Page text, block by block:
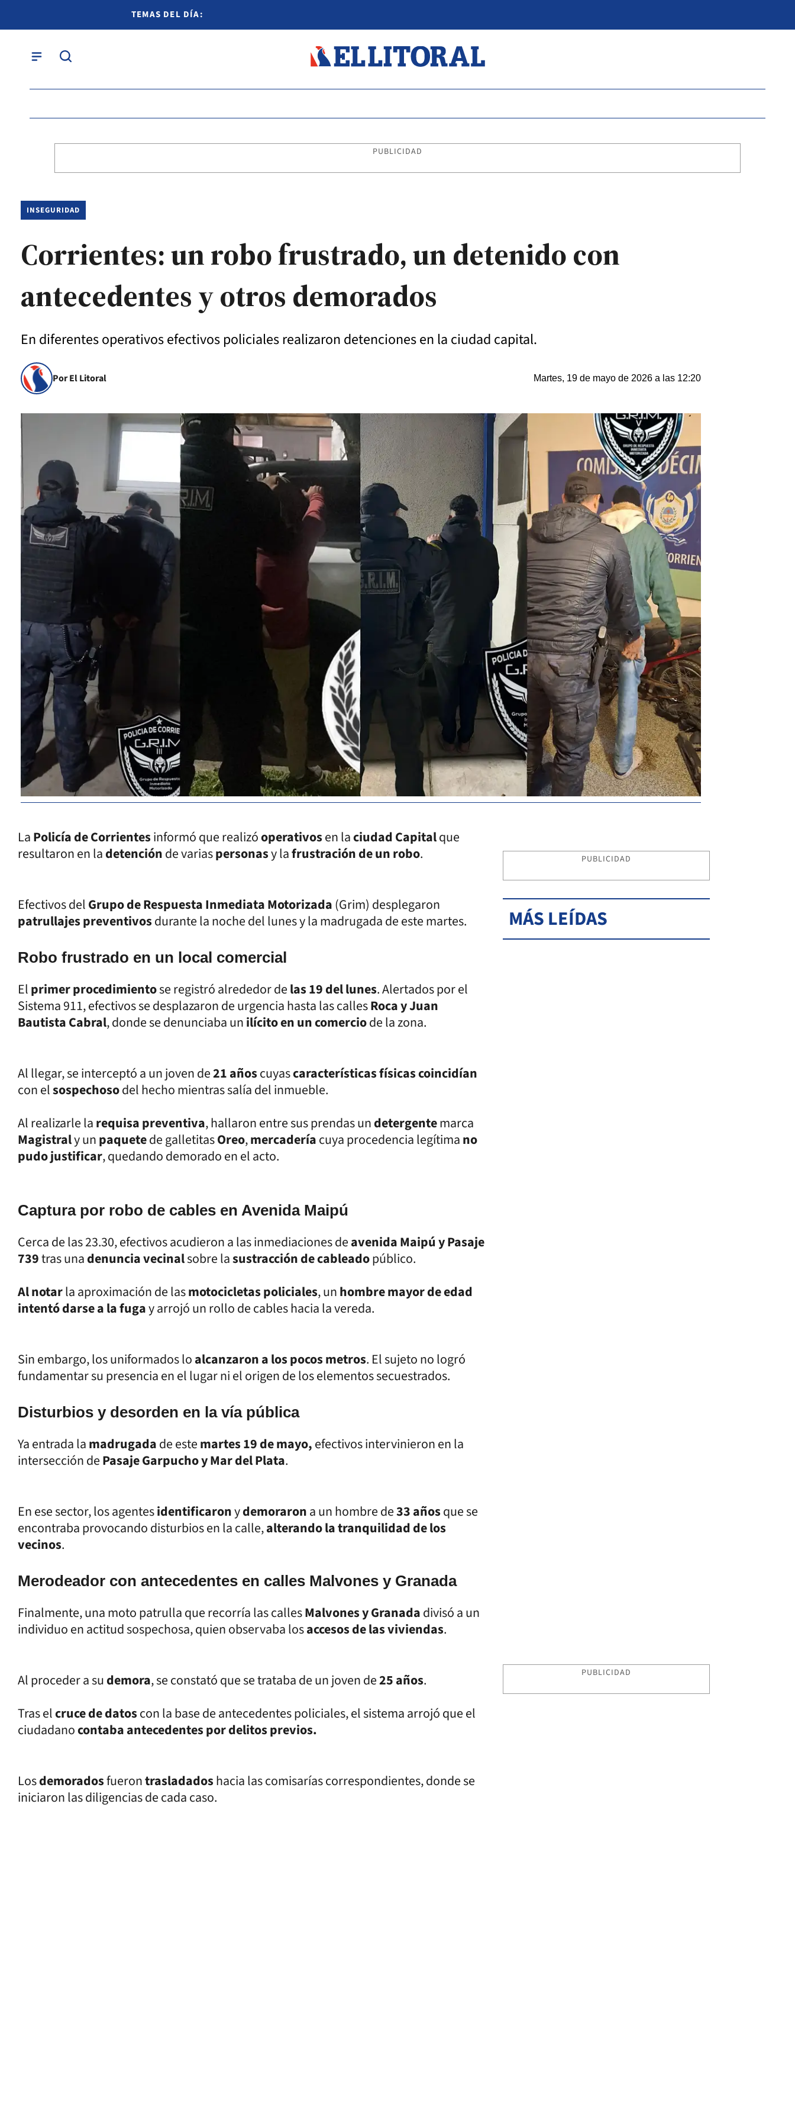
TEMAS DEL DÍA:
PUBLICIDAD
INSEGURIDAD
Corrientes: un robo frustrado, un detenido con
antecedentes y otros demorados
En diferentes operativos efectivos policiales realizaron detenciones en la ciudad capital.
Por El Litoral Martes, 19 de mayo de 2026 a las 12:20
LaPolicía de Corrientesinformó que realizóoperativosen laciudad Capitalque
resultaron en ladetenciónde variaspersonasy lafrustración de un robo.
Efectivos delGrupo de Respuesta Inmediata Motorizada(Grim) desplegaron
patrullajes preventivosdurante la noche del lunes y la madrugada de este martes.
Robo frustrado en un local comercial
Elprimer procedimientose registró alrededor delas 19 del lunes. Alertados por el
Sistema 911, efectivos se desplazaron de urgencia hasta las callesRoca y Juan
Bautista Cabral, donde se denunciaba unilícito en un comerciode la zona.
Al llegar, se interceptó a un joven de21 añoscuyascaracterísticas físicas coincidían
con elsospechosodel hecho mientras salía del inmueble.
Al realizarle larequisa preventiva, hallaron entre sus prendas undetergentemarca
Magistraly unpaquetede galletitasOreo,mercaderíacuya procedencia legítimano
pudo justificar, quedando demorado en el acto.
Captura por robo de cables en Avenida Maipú
Cerca de las 23.30, efectivos acudieron a las inmediaciones deavenida Maipú y Pasaje
739tras unadenuncia vecinalsobre lasustracción de cableadopúblico.
Al notarla aproximación de lasmotocicletas policiales, unhombre mayor de edad
intentó darse a la fugay arrojó un rollo de cables hacia la vereda.
Sin embargo, los uniformados loalcanzaron a los pocos metros. El sujeto no logró
fundamentar su presencia en el lugar ni el origen de los elementos secuestrados.
Disturbios y desorden en la vía pública
Ya entrada lamadrugadade estemartes 19 de mayo,efectivos intervinieron en la
intersección dePasaje Garpucho y Mar del Plata.
En ese sector, los agentesidentificaronydemorarona un hombre de33 añosque se
encontraba provocando disturbios en la calle,alterando la tranquilidad de los
vecinos.
Merodeador con antecedentes en calles Malvones y Granada
Finalmente, una moto patrulla que recorría las callesMalvones y Granadadivisó a un
individuo en actitud sospechosa, quien observaba losaccesos de las viviendas.
Al proceder a sudemora, se constató que se trataba de un joven de25 años.
Tras elcruce de datoscon la base de antecedentes policiales, el sistema arrojó que el
ciudadanocontaba antecedentes por delitos previos.
Losdemoradosfuerontrasladadoshacia las comisarías correspondientes, donde se
iniciaron las diligencias de cada caso.
PUBLICIDAD
MÁS LEÍDAS
PUBLICIDAD